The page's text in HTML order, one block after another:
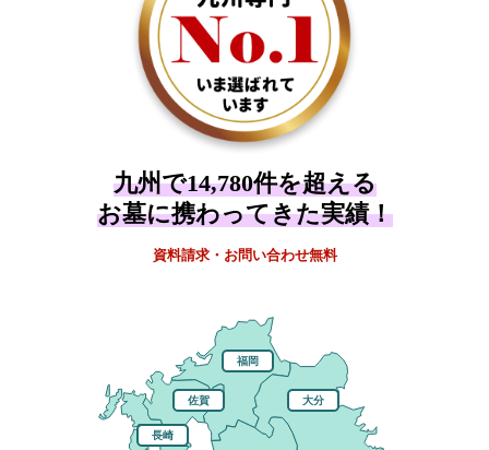
九州で14,780件を超える
お墓に携わってきた実績！
資料請求・お問い合わせ無料
長崎
福岡
佐賀 大分